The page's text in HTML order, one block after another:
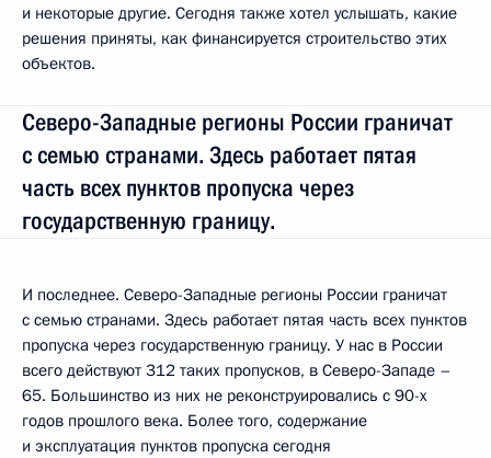
и некоторые другие. Сегодня также хотел услышать, какие
решения приняты, как финансируется строительство этих
объектов.
Северо-Западные регионы России граничат
с семью странами. Здесь работает пятая
часть всех пунктов пропуска через
государственную границу.
И последнее. Северо-Западные регионы России граничат
с семью странами. Здесь работает пятая часть всех пунктов
пропуска через государственную границу. У нас в России
всего действуют 312 таких пропусков, в Северо-Западе –
65. Большинство из них не реконструировались с 90-х
годов прошлого века. Более того, содержание
и эксплуатация пунктов пропуска сегодня